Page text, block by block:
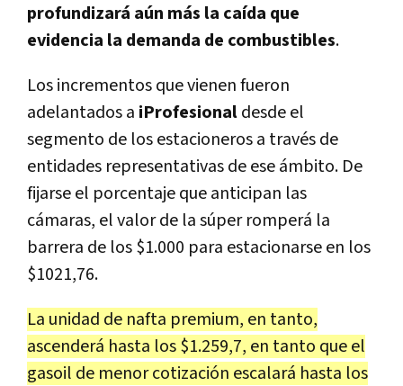
profundizará aún más la caída que
evidencia la demanda de combustibles.
Los incrementos que vienen fueron
adelantados a iProfesionaldesde el
segmento de los estacioneros a través de
entidades representativas de ese ámbito. De
fijarse el porcentaje que anticipan las
cámaras, el valor de la súper romperá la
barrera de los $1.000 para estacionarse en los
$1021,76.
La unidad de nafta premium, en tanto,
ascenderá hasta los $1.259,7, en tanto que el
gasoil de menor cotización escalará hasta los